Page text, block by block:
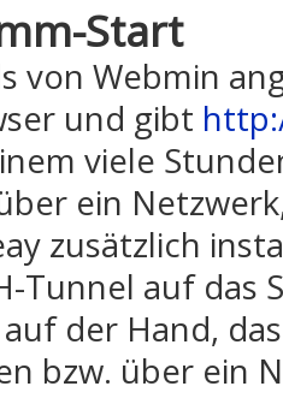
Start
von Webmin
und gibt
viele
ein
zusätzlich
Tunnel auf das
der Hand,
bzw. über ein